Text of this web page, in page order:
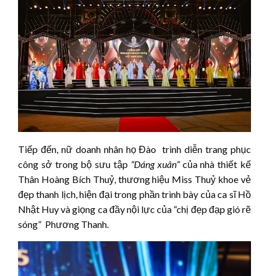
Tiếp đến, nữ doanh nhân họ Đào trình diễn trang phục
công sở trong bộ sưu tập “Dáng xuân” của nhà thiết kế
Thân Hoàng Bích Thuỷ, thương hiệu Miss Thuỷ khoe vẻ
đẹp thanh lịch, hiện đại trong phần trình bày của ca sĩ Hồ
Nhật Huy và giọng ca đầy nội lực của “chị đẹp đạp gió rẽ
sóng” Phương Thanh.